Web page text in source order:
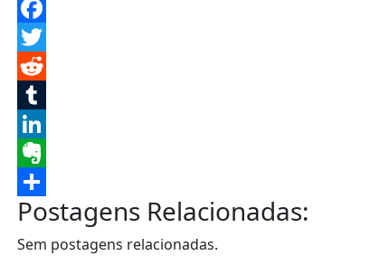
Messenger
Facebook
Twitter
Reddit
Tumblr
LinkedIn
Evernote
Share
Postagens Relacionadas:
Sem postagens relacionadas.